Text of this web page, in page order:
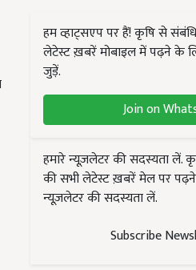
हम व्हाट्सएप पर हैं! कृषि से
लेटेस्ट ख़बरें मोबाइल में पढ़ने के
जुड़ें.
Join on
हमारे न्यूज़लेटर की सदस्यता लें.
की सभी लेटेस्ट ख़बरें मेल पर
न्यूज़लेटर की सदस्यता लें.
Subscribe